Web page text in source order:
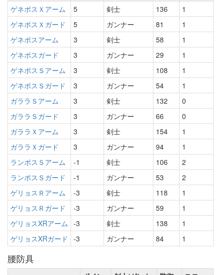
ゲネポスＸアーム
5 剣士 136
1
ゲネポスＸガード
5 ガンナー 81
1
ゲネポスアーム
3 剣士 58
1
ゲネポスガード
3 ガンナー 29
1
ゲネポスＳアーム
3 剣士 108
1
ゲネポスＳガード
3 ガンナー 54
1
ガララＳアーム
3 剣士 132
0
ガララＳガード
3 ガンナー 66
0
ガララＸアーム
3 剣士 154
1
ガララＸガード
3 ガンナー 94
1
ランポスＳアーム
-1 剣士 106
2
ランポスＳガード
-1 ガンナー 53
2
ゲリョスＲアーム
-3 剣士 118
1
ゲリョスＲガード
-3 ガンナー 59
1
ゲリョスXRアーム -3 剣士 138
1
ゲリョスXRガード
-3 ガンナー 84 1
腰防具